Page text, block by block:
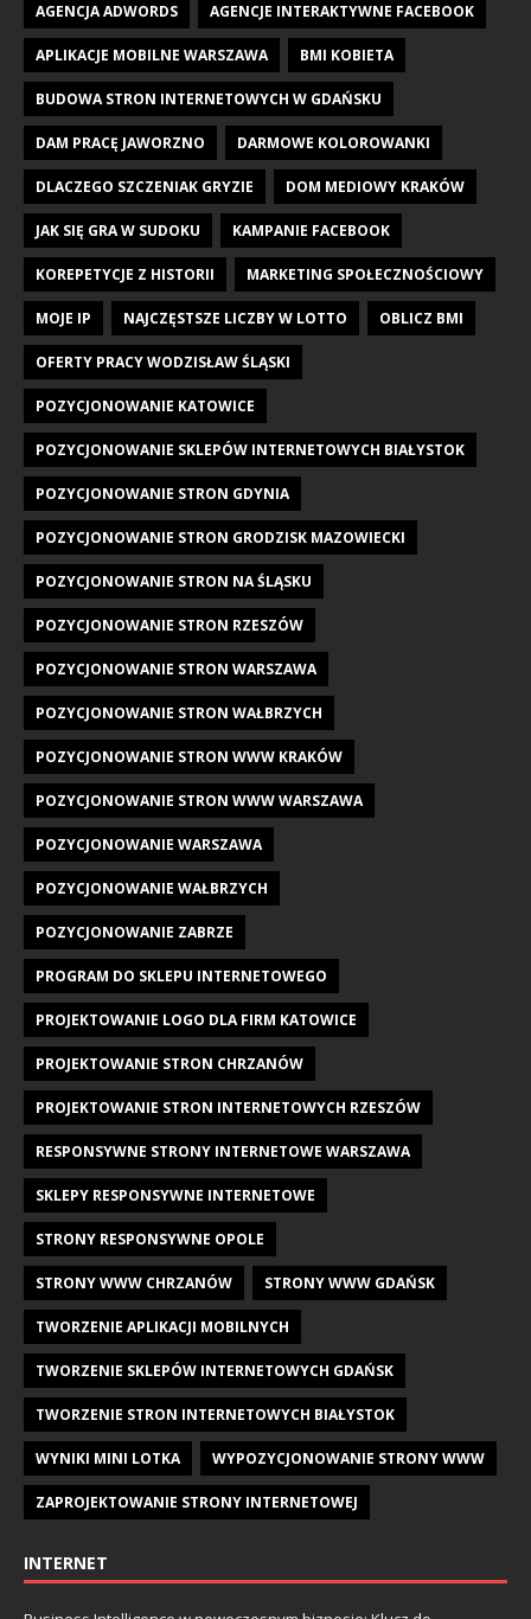
AGENCJA ADWORDS AGENCJE INTERAKTYWNE FACEBOOK
APLIKACJE MOBILNE WARSZAWA BMI KOBIETA
BUDOWA STRON INTERNETOWYCH W GDAŃSKU
DAM PRACĘ JAWORZNO DARMOWE KOLOROWANKI
DLACZEGO SZCZENIAK GRYZIE DOM MEDIOWY KRAKÓW
JAK SIĘ GRA W SUDOKU KAMPANIE FACEBOOK
KOREPETYCJE Z HISTORII MARKETING SPOŁECZNOŚCIOWY
MOJE IP NAJCZĘSTSZE LICZBY W LOTTO OBLICZ BMI
OFERTY PRACY WODZISŁAW ŚLĄSKI
POZYCJONOWANIE KATOWICE
POZYCJONOWANIE SKLEPÓW INTERNETOWYCH BIAŁYSTOK
POZYCJONOWANIE STRON GDYNIA
POZYCJONOWANIE STRON GRODZISK MAZOWIECKI
POZYCJONOWANIE STRON NA ŚLĄSKU
POZYCJONOWANIE STRON RZESZÓW
POZYCJONOWANIE STRON WARSZAWA
POZYCJONOWANIE STRON WAŁBRZYCH
POZYCJONOWANIE STRON WWW KRAKÓW
POZYCJONOWANIE STRON WWW WARSZAWA
POZYCJONOWANIE WARSZAWA
POZYCJONOWANIE WAŁBRZYCH
POZYCJONOWANIE ZABRZE
PROGRAM DO SKLEPU INTERNETOWEGO
PROJEKTOWANIE LOGO DLA FIRM KATOWICE
PROJEKTOWANIE STRON CHRZANÓW
PROJEKTOWANIE STRON INTERNETOWYCH RZESZÓW
RESPONSYWNE STRONY INTERNETOWE WARSZAWA
SKLEPY RESPONSYWNE INTERNETOWE
STRONY RESPONSYWNE OPOLE
STRONY WWW CHRZANÓW STRONY WWW GDAŃSK
TWORZENIE APLIKACJI MOBILNYCH
TWORZENIE SKLEPÓW INTERNETOWYCH GDAŃSK
TWORZENIE STRON INTERNETOWYCH BIAŁYSTOK
WYNIKI MINI LOTKA WYPOZYCJONOWANIE STRONY WWW
ZAPROJEKTOWANIE STRONY INTERNETOWEJ
INTERNET